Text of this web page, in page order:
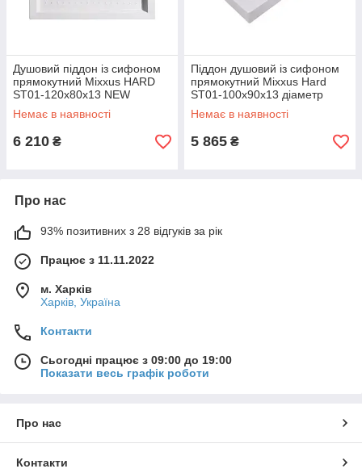
Душовий піддон із сифоном
прямокутний Mixxus HARD
ST01-120x80x13 NEW
діаметр зливу 52 мм
(MI8431)
Немає в наявності
6 210 ₴
Піддон душовий із сифоном
прямокутний Mixxus Hard
ST01-100x90x13 діаметр
слива 52 мм (MI8471)
Немає в наявності
5 865 ₴
Про нас
93% позитивних з 28 відгуків за рік
Працює з 11.11.2022
м. Харків
Харків, Україна
Контакти
Сьогодні працює з 09:00 до 19:00
Показати весь графік роботи
Про нас
Контакти